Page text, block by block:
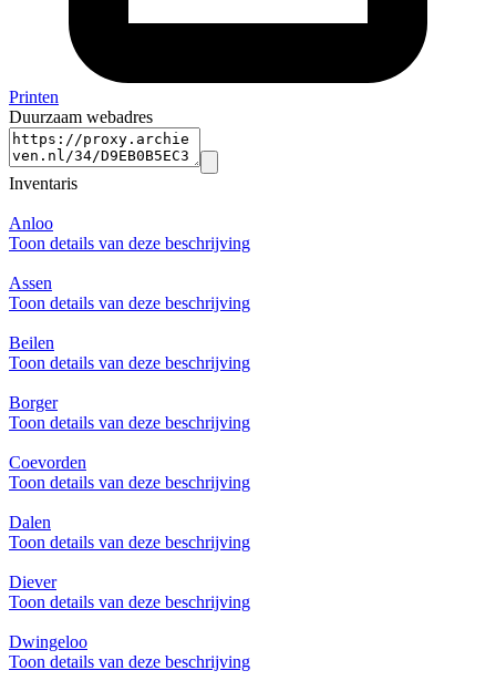
Printen
Duurzaam webadres
Inventaris
Anloo
Toon details van deze beschrijving
Assen
Toon details van deze beschrijving
Beilen
Toon details van deze beschrijving
Borger
Toon details van deze beschrijving
Coevorden
Toon details van deze beschrijving
Dalen
Toon details van deze beschrijving
Diever
Toon details van deze beschrijving
Dwingeloo
Toon details van deze beschrijving